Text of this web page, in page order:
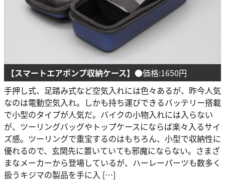
【スマートエアポンプ収納ケース】 ●価格:1650円
手押し式、足踏み式など空気入れには色々あるが、昨今人気
なのは電動空気入れ。しかも持ち運びできるバッテリー搭載
で小型のタイプが人気だ。バイクの小物入れには入らない
が、ツーリングバッグやトップケースにならば楽々入るサイ
ズ感。ツーリングで重宝するのはもちろん、小型で収納性に
優れるので、玄関先に置いていても邪魔にならない。さまざ
まなメーカーから登場しているが、ハーレーパーツも数多く
扱うキジマの製品を手に入 […]